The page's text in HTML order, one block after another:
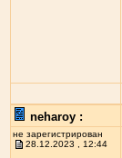
neharoy :
не зарегистрирован
28.12.2023 , 12:44